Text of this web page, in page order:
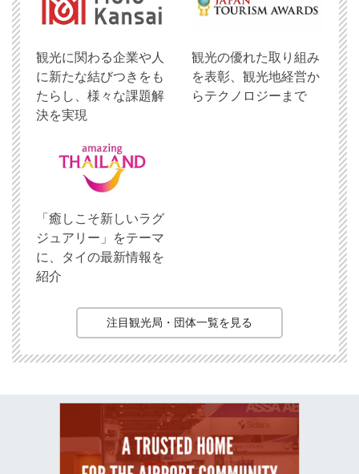
観光に関わる企業や人
に新たな結びつきをも
たらし、様々な課題解
決を実現
観光の優れた取り組み
を表彰、観光地経営か
らテクノロジーまで
「癒しこそ新しいラグ
ジュアリー」をテーマ
に、タイの最新情報を
紹介
注目観光局・団体一覧を見る